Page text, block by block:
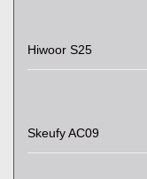
Hiwoor S25
Skeufy AC09